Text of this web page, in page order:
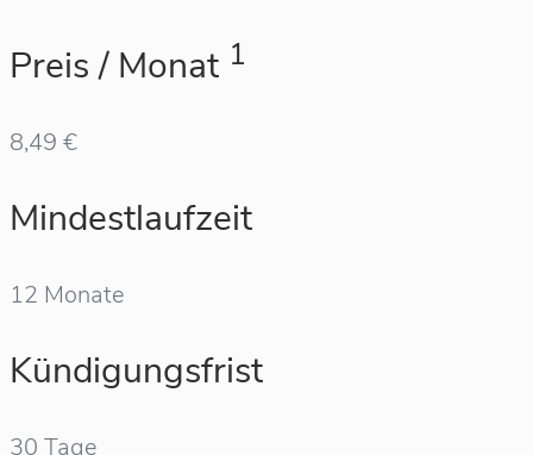
Preis / Monat 1
8,49 €
Mindestlaufzeit
12 Monate
Kündigungsfrist
30 Tage